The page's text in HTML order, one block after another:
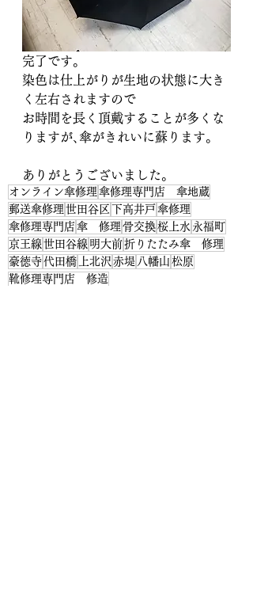
完了です。
染色は仕上がりが生地の状態に大き
く左右されますので
お時間を長く頂戴することが多くな
りますが､傘がきれいに蘇ります。
ありがとうございました。
オンライン傘修理 傘修理専門店 傘地蔵
郵送傘修理 世田谷区 下高井戸 傘修理
傘修理専門店 傘 修理 骨交換桜上水 永福町
京王線 世田谷線 明大前折りたたみ傘 修理
豪徳寺代田橋 上北沢 赤堤 八幡山 松原
靴修理専門店 修造